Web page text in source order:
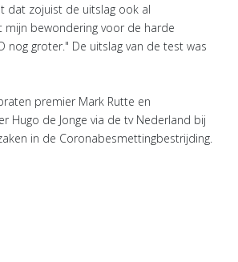
dat zojuist de uitslag ook al
mijn bewondering voor de harde
nog groter." De uitslag van de test was
premier Mark Rutte en
Hugo de Jonge via de tv Nederland bij
in de Coronabesmettingbestrijding.